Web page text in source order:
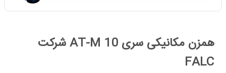
همزن مکانیکی سری AT-M 10 شرکت
FALC